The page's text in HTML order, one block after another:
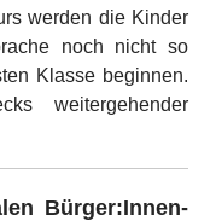
werden die Kinder
noch nicht so
Klasse beginnen.
weitergehender
Bürger:Innen-